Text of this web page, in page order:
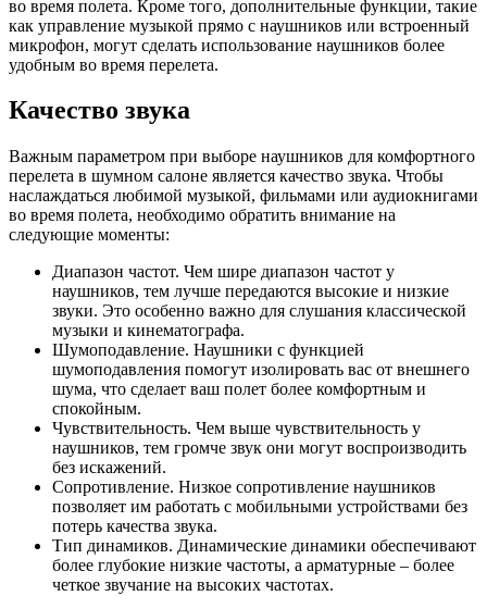
во время полета. Кроме того, дополнительные функции, такие
как управление музыкой прямо с наушников или встроенный
микрофон, могут сделать использование наушников более
удобным во время перелета.
Качество звука
Важным параметром при выборе наушников для комфортного
перелета в шумном салоне является качество звука. Чтобы
наслаждаться любимой музыкой, фильмами или аудиокнигами
во время полета, необходимо обратить внимание на
следующие моменты:
Диапазон частот. Чем шире диапазон частот у
наушников, тем лучше передаются высокие и низкие
звуки. Это особенно важно для слушания классической
музыки и кинематографа.
Шумоподавление. Наушники с функцией
шумоподавления помогут изолировать вас от внешнего
шума, что сделает ваш полет более комфортным и
спокойным.
Чувствительность. Чем выше чувствительность у
наушников, тем громче звук они могут воспроизводить
без искажений.
Сопротивление. Низкое сопротивление наушников
позволяет им работать с мобильными устройствами без
потерь качества звука.
Тип динамиков. Динамические динамики обеспечивают
более глубокие низкие частоты, а арматурные – более
четкое звучание на высоких частотах.